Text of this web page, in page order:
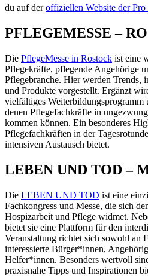
du auf deroffiziellen Website der Pro
PFLEGEMESSE –
Die PflegeMesse in Rostock ist eine
Pflegekräfte, pflegende Angehörige
Pflegebranche. Hier werden Trends,
und Produkte vorgestellt. Ergänzt
vielfältiges
denen Pflegefachkräfte in
kommen können. Ein besonderes
Pflegefachkräften in der
intensiven Austausch bietet.
LEBEN UND TOD –
Die LEBEN UND TOD ist eine
Fachkongress und Messe, die sich
Hospizarbeit und Pflege widmet.
bietet sie eine Plattform für den
Veranstaltung richtet sich sowohl an
interessierte Bürger*innen,
Helfer*innen. Besonders wertvoll
praxisnahe Tipps und Inspirationen